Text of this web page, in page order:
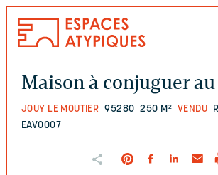
Maison à conjuguer
JOUY LE MOUTIER 95280 250 M² VENDU
EAVO007